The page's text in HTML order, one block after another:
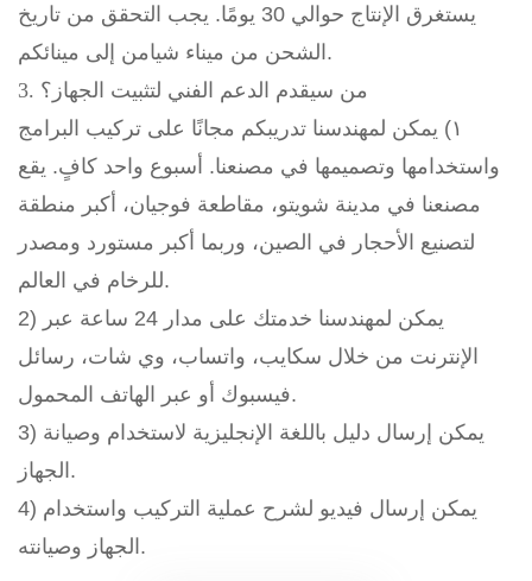
يستغرق الإنتاج حوالي 30 يومًا. يجب التحقق من تاريخ
الشحن من ميناء شيامن إلى مينائكم.
3. من سيقدم الدعم الفني لتثبيت الجهاز؟
١) يمكن لمهندسنا تدريبكم مجانًا على تركيب البرامج
واستخدامها وتصميمها في مصنعنا. أسبوع واحد كافٍ. يقع
مصنعنا في مدينة شويتو، مقاطعة فوجيان، أكبر منطقة
لتصنيع الأحجار في الصين، وربما أكبر مستورد ومصدر
للرخام في العالم.
2) يمكن لمهندسنا خدمتك على مدار 24 ساعة عبر
الإنترنت من خلال سكايب، واتساب، وي شات، رسائل
فيسبوك أو عبر الهاتف المحمول.
3) يمكن إرسال دليل باللغة الإنجليزية لاستخدام وصيانة
الجهاز.
4) يمكن إرسال فيديو لشرح عملية التركيب واستخدام
الجهاز وصيانته.